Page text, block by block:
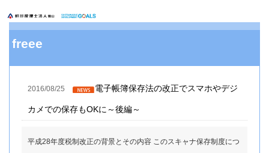
freee
2016/08/25 電子帳簿保存法の改正でスマホやデジ
カメでの保存もOKに～後編～
平成28年度税制改正の背景とその内容 このスキャナ保存制度につ